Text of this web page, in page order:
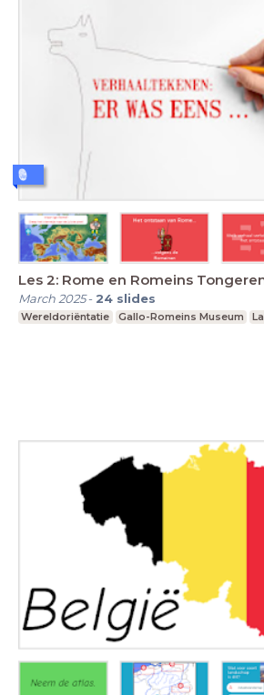
Les 2: Rome en Romeins
March 2025- 24 slides
Wereldoriëntatie Gallo-Romeins Museum